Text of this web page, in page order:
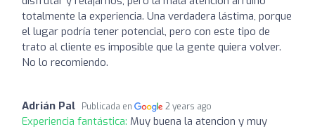
totalmente la experiencia. Una verdadera lástima, porque
el lugar podría tener potencial, pero con este tipo de
trato al cliente es imposible que la gente quiera volver.
No lo recomiendo.
Adrián Pal Publicada en 2 years ago
Experiencia fantástica: Muy buena la atencion y muy